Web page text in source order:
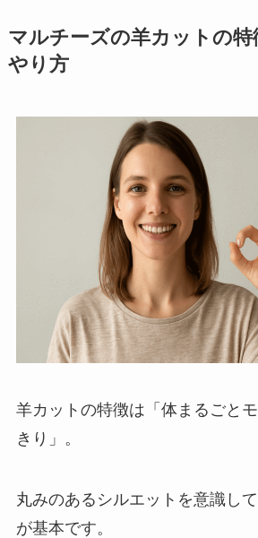
マルチーズの羊カットの
やり方
羊カットの特徴は「体まるごと
きり」。
丸みのあるシルエットを意識し
が基本です。